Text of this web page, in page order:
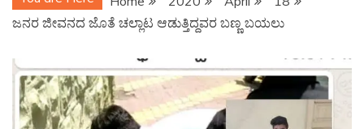
ಜನರ ಜೀವನದ ಜೊತೆ ಚಲ್ಲಾಟ ಆಡುತ್ತಿದ್ದವರ ಬಣ್ಣ ಬಯಲು